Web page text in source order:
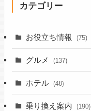
カテゴリー
お役立ち情報 (75)
グルメ (137)
ホテル (48)
乗り換え案内 (190)